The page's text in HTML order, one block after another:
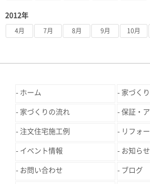
2012年
4月 7月 8月 9月 10月
ホーム 家づく
家づくりの流れ 保証・
注文住宅施工例 リフォ
イベント情報 お知らせ
お問い合わせ ブログ